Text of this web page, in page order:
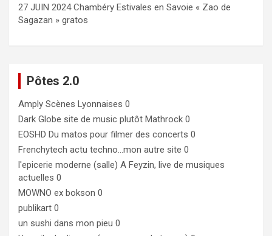
27 JUIN 2024 Chambéry Estivales en Savoie « Zao de
Sagazan » gratos
Pôtes 2.0
Amply Scènes Lyonnaises 0
Dark Globe site de music plutôt Mathrock 0
EOSHD Du matos pour filmer des concerts 0
Frenchytech actu techno…mon autre site 0
l'epicerie moderne (salle) A Feyzin, live de musiques
actuelles 0
MOWNO ex bokson 0
publikart 0
un sushi dans mon pieu 0